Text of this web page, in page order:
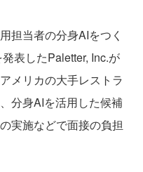
担当者の分身AIをつく
表したPaletter, Inc.が
メリカの大手レストラ
分身AIを活用した候補
実施などで面接の負担